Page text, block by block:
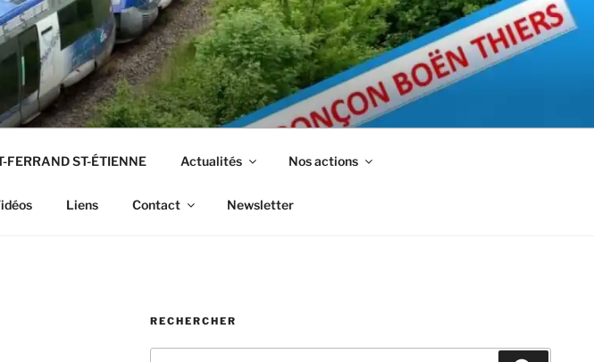
FERRAND ST-ÉTIENNE Actualités Nos actions
Liens Contact Newsletter
RECHERCHER